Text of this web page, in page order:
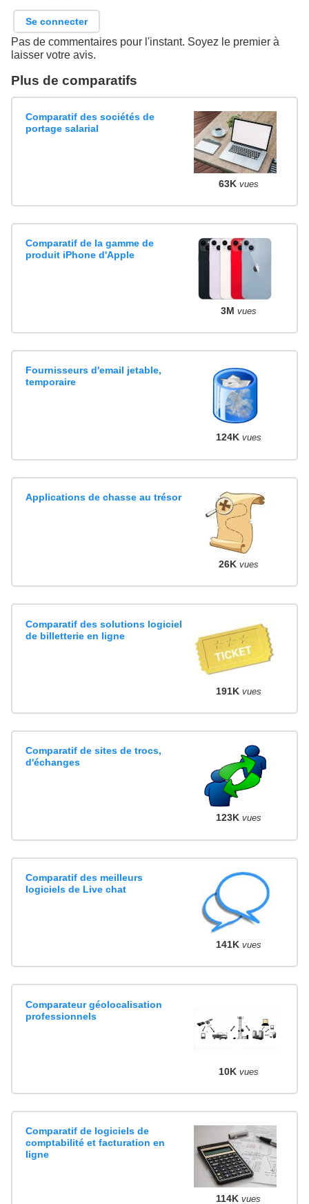
Se connecter
Pas de commentaires pour l'instant. Soyez le premier à
laisser votre avis.
Plus de comparatifs
Comparatif des sociétés de
portage salarial
63K vues
Comparatif de la gamme de
produit iPhone d'Apple
3M vues
Fournisseurs d'email jetable,
temporaire
124K vues
Applications de chasse au trésor
26K vues
Comparatif des solutions logiciel
de billetterie en ligne
191K vues
Comparatif de sites de trocs,
d'échanges
123K vues
Comparatif des meilleurs
logiciels de Live chat
141K vues
Comparateur géolocalisation
professionnels
10K vues
Comparatif de logiciels de
comptabilité et facturation en
ligne
114K vues